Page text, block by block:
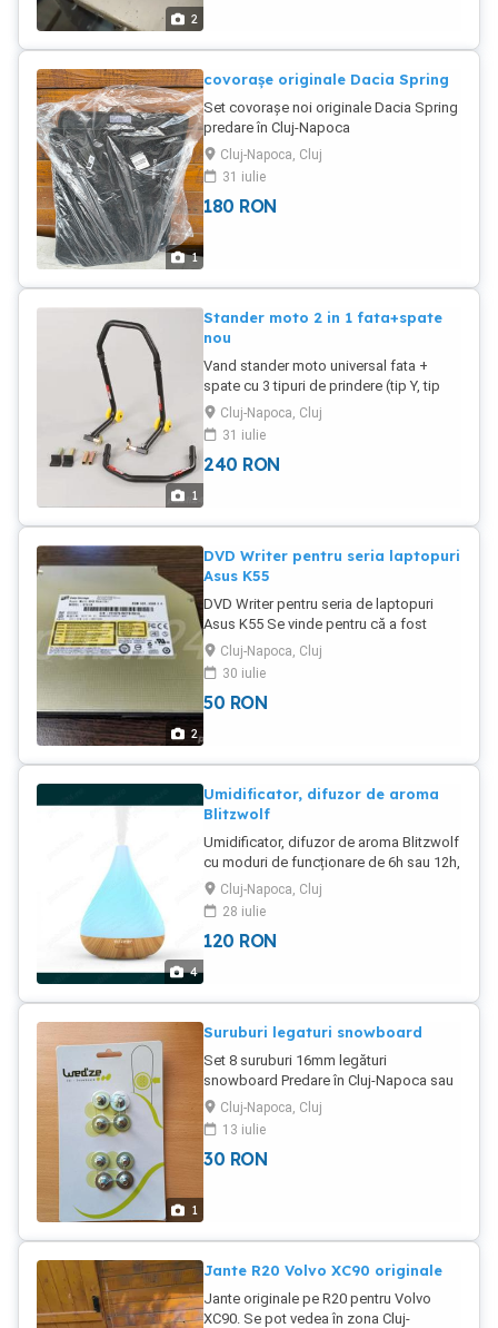
2
1
covorașe originale Dacia Spring
Set covorașe noi originale Dacia Spring
predare în Cluj-Napoca
Cluj-Napoca, Cluj
31 iulie
180 RON
1
Stander moto 2 in 1 fata+spate
nou
Vand stander moto universal fata +
spate cu 3 tipuri de prindere (tip Y, tip
bascula, si prindere pentru furca fata).
Pe langa cele 3 tipuri de prindere vine la
pachet si cu 2 bare diferite fapt ce
permite folosirea lui atat pe fata cat si
spate: 26.2 - 35.2 cm * ridicare de la sol:
30 cm * capacitate ridicare aprox 200kg
* culoare negru mat rosu albastru gri.
Produsul este nou. Livrare in tara prin
Fan Curier sau predare personala in Cluj-
Napoca
Cluj-Napoca, Cluj
31 iulie
240 RON
2
DVD Writer pentru seria laptopuri
Asus K55
DVD Writer pentru seria de laptopuri
Asus K55 Se vinde pentru că a fost
înlocuit cu un HDD
Cluj-Napoca, Cluj
30 iulie
50 RON
4
Umidificator, difuzor de aroma
Blitzwolf
Umidificator, difuzor de aroma Blitzwolf
cu moduri de funcționare de 6h sau 12h,
funcție intermitentă. Lumina automată
RGB, multiple culori Rezervor 200ml
Predare în Cluj-Napoca sau livrare prin
curier ori easybox.
Cluj-Napoca, Cluj
28 iulie
120 RON
1
Suruburi legaturi snowboard
Set 8 suruburi 16mm legături
snowboard Predare în Cluj-Napoca sau
livrare prin curier easybox
Cluj-Napoca, Cluj
13 iulie
30 RON
Jante R20 Volvo XC90 originale
Jante originale pe R20 pentru Volvo
XC90. Se pot vedea în zona Cluj-